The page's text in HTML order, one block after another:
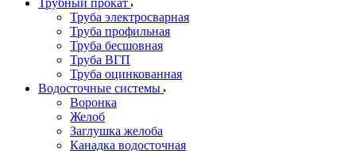
Трубный прокат
Труба электросварная
Труба профильная
Труба бесшовная
Труба ВГП
Труба оцинкованная
Водосточные системы
Воронка
Желоб
Заглушка желоба
Канадка водосточная